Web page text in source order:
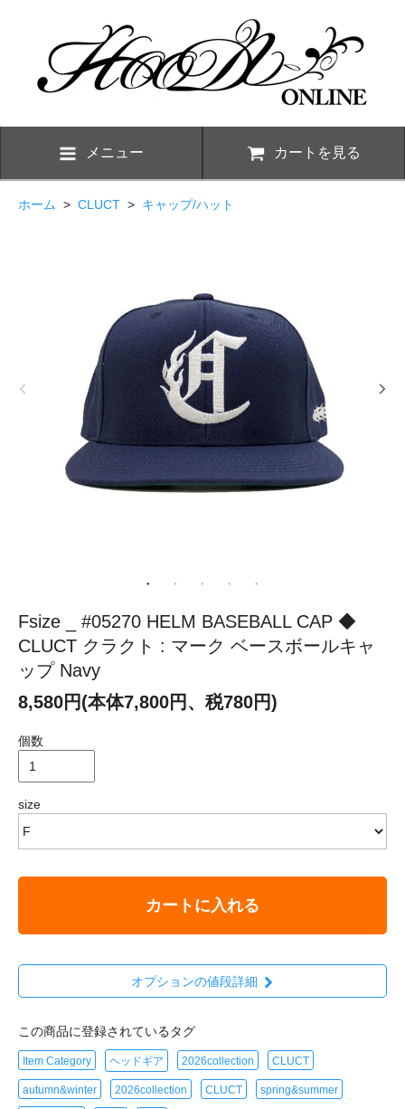
メニュー カートを見る
ホーム > CLUCT > キャップ/ハット
Fsize _ #05270 HELM BASEBALL CAP ◆
CLUCT クラクト : マーク ベースボールキャ
ップ Navy
8,580円(本体7,800円、税780円)
個数
size
カートに入れる
オプションの値段詳細
この商品に登録されているタグ
Item Category ヘッドギア 2026collection CLUCT
autumn&winter 2026collection CLUCT spring&summer